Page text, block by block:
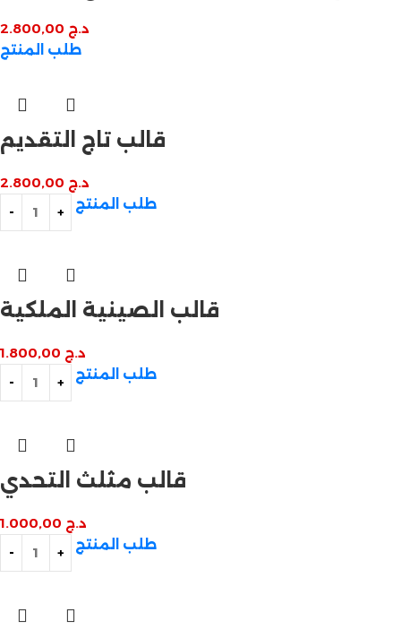
د.ج
طلب المنتج
قالب تاج التقديم
د.ج
طلب المنتج
قالب الصينية الملكية
د.ج
طلب المنتج
قالب مثلث التحدي
د.ج
طلب المنتج